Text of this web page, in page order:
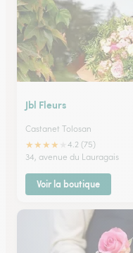
Jbl Fleurs
Castanet Tolosan
★★★★
4.2 (75)
34, avenue du Lauragais
Voir la boutique